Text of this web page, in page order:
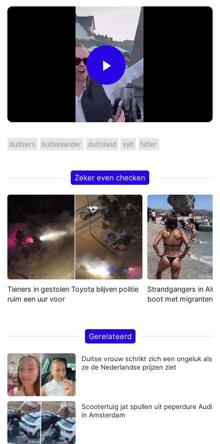
Play
Video
duitsers buitenlander duitsland sylt hitler
Zeker even checken
Tieners in gestolen Toyota blijven politie
ruim een uur voor
Strandgangers in
boot met migranten
Gerelateerd
Duitse vrouw schrikt zich een ongeluk als
ze de Nederlandse prijzen ziet
Scootertuig jat spullen uit peperdure Audi
in Amsterdam